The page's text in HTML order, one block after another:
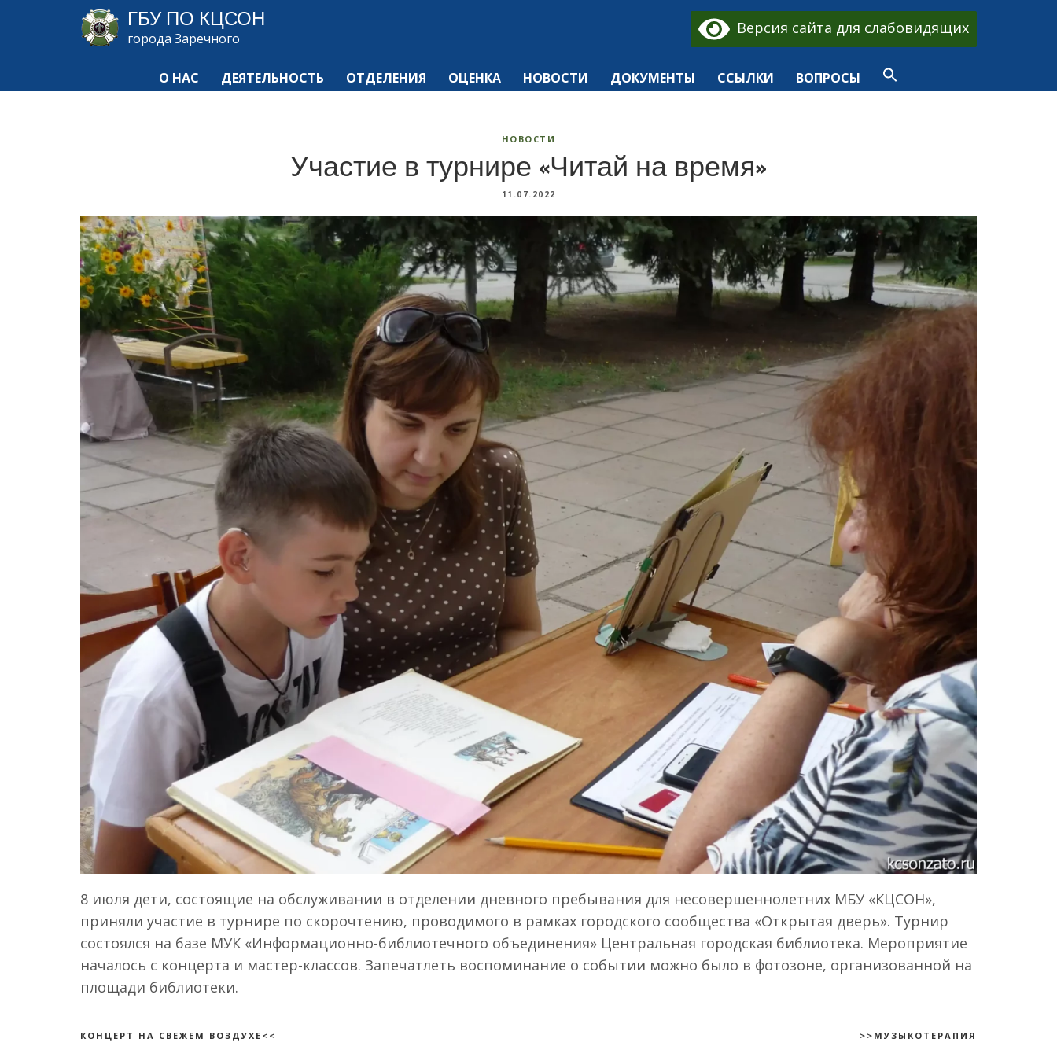
ГБУ ПО КЦСОН
города Заречного
Версия сайта для слабовидящих
О НАС ДЕЯТЕЛЬНОСТЬ ОТДЕЛЕНИЯ ОЦЕНКА НОВОСТИ ДОКУМЕНТЫ ССЫЛКИ ВОПРОСЫ
НОВОСТИ
Участие в турнире «Читай на время»
11.07.2022
8 июля дети, состоящие на обслуживании в отделении дневного пребывания для несовершеннолетних МБУ «КЦСОН»,
приняли участие в турнире по скорочтению, проводимого в рамках городского сообщества «Открытая дверь». Турнир
состоялся на базе МУК «Информационно-библиотечного объединения» Центральная городская библиотека. Мероприятие
началось с концерта и мастер-классов. Запечатлеть воспоминание о событии можно было в фотозоне, организованной на
площади библиотеки.
КОНЦЕРТ НА СВЕЖЕМ ВОЗДУХЕ<< >>МУЗЫКОТЕРАПИЯ